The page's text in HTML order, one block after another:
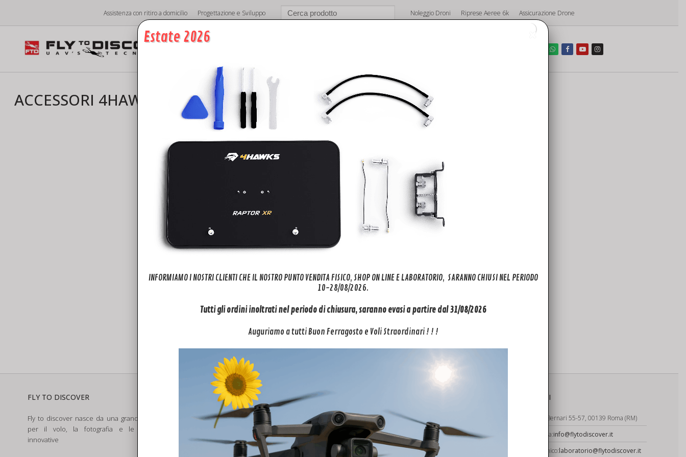
contenuto
Assistenza con ritiro a domicilio Progettazione e Sviluppo Noleggio Droni Riprese Aeree 6k Assicurazione Drone
ACCESSORI 4HAWKS XR
4HAWKS RAPTOR XR MAVIC AIR, SPARK, MAVIC MINI – Range Extender Mavic2
FLY TO DISCOVER
Fly to discover nasce da una grande passione
per il volo, la fotografia e le tecnologie
innovative
Assistenza e Ritiro
Assicurazione Drone
NEWS
Siamo presenti su MEPA
Mepa – Acquisti in Rete PA
Il Mercato Elettr...
Roma Caput Disco
Account
Il Tuo Carrello
Tracking Spedizioni
CONTATTI
Via Carlo Bernari 55-57, 00139 Roma (RM)
Segreteria:info@flytodiscover.it
Rep. Tecnico:laboratorio@flytodiscover.it
Estate 2026
INFORMIAMO I NOSTRI CLIENTI CHE IL NOSTRO PUNTO VENDITA FISICO, SHOP ON LINE E LABORATORIO, SARANNO CHIUSI NEL PERIODO
10-28/08/2026.
Tutti gli ordini inoltrati nel periodo di chiusura, saranno evasi a partire dal 31/08/2026
Auguriamo a tutti Buon Ferragosto e Voli Straordinari ! ! !